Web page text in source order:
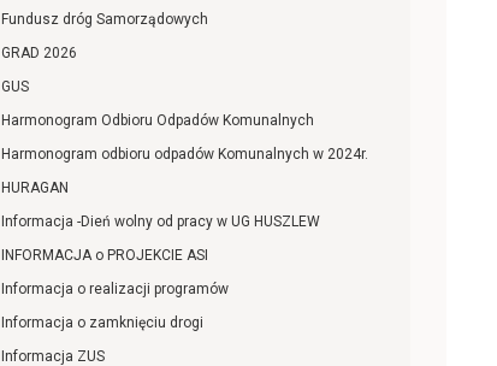
Fundusz dróg Samorządowych
GRAD 2026
GUS
Harmonogram Odbioru Odpadów Komunalnych
Harmonogram odbioru odpadów Komunalnych w 2024r.
HURAGAN
Informacja -Dień wolny od pracy w UG HUSZLEW
INFORMACJA o PROJEKCIE ASI
Informacja o realizacji programów
Informacja o zamknięciu drogi
Informacja ZUS